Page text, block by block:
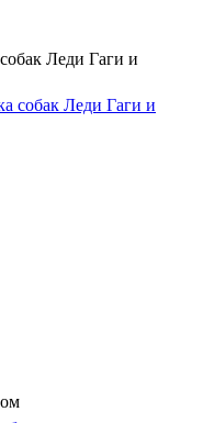
Леди Гаги и